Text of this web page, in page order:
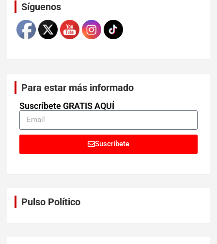
Síguenos
Para estar más informado
Suscríbete GRATIS AQUÍ
Suscríbete
Pulso Político